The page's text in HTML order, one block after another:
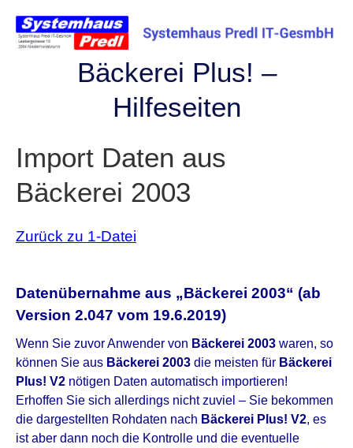
content
Bäckerei Plus! –
Hilfeseiten
Import Daten aus
Bäckerei 2003
Zurück zu 1-Datei
Datenübernahme aus „Bäckerei 2003“ (ab
Version 2.047 vom 19.6.2019)
Wenn Sie zuvor Anwender von Bäckerei 2003 waren, so
können Sie aus Bäckerei 2003 die meisten für Bäckerei
Plus! V2 nötigen Daten automatisch importieren!
Erhoffen Sie sich allerdings nicht zuviel – Sie bekommen
die dargestellten Rohdaten nach Bäckerei Plus! V2, es
ist aber dann noch die Kontrolle und die eventuelle